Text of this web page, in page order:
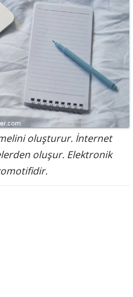
oluşturur. İnternet
oluşur. Elektronik